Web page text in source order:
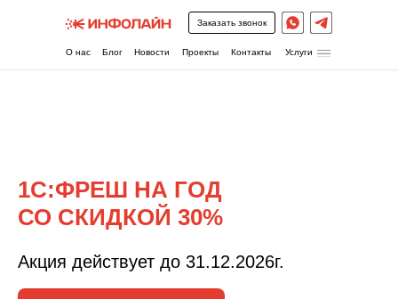
⠀Услуги
О нас Блог Проекты Контакты
Заказать звонок
Новости
1С:ФРЕШ НА ГОД
СО СКИДКОЙ 30%
Акция действует до 31.12.2026г.